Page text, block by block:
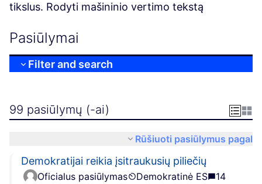
tikslus. Rodyti mašininio vertimo tekstą
Pasiūlymai
Filter and search
99 pasiūlymų (-ai)
Rūšiuoti pasiūlymus pagal
Demokratijai reikia įsitraukusių piliečių
Oficialus pasiūlymas Demokratinė ES
14